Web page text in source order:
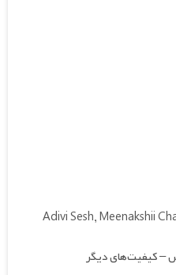
– کیفیت‌های دیگر